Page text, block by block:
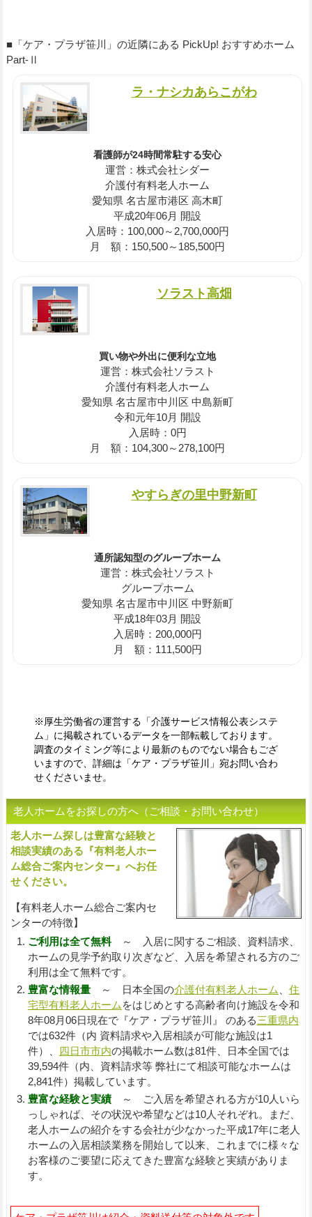
■「ケア・プラザ笹川」の近隣にある PickUp! おすすめホーム
Part-Ⅱ
ラ・ナシカあらこがわ
看護師が24時間常駐する安心
運営：株式会社シダー
介護付有料老人ホーム
愛知県 名古屋市港区 高木町
平成20年06月 開設
入居時：100,000～2,700,000円
月 額：150,500～185,500円
ソラスト高畑
買い物や外出に便利な立地
運営：株式会社ソラスト
介護付有料老人ホーム
愛知県 名古屋市中川区 中島新町
令和元年10月 開設
入居時：0円
月 額：104,300～278,100円
やすらぎの里中野新町
通所認知型のグループホーム
運営：株式会社ソラスト
グループホーム
愛知県 名古屋市中川区 中野新町
平成18年03月 開設
入居時：200,000円
月 額：111,500円
※厚生労働省の運営する「介護サービス情報公表システ
ム」に掲載されているデータを一部転載しております。
調査のタイミング等により最新のものでない場合もござ
いますので、詳細は「ケア・プラザ笹川」宛お問い合わ
せくださいませ。
老人ホームをお探しの方へ（ご相談・お問い合わせ）
老人ホーム探しは豊富な経験と
相談実績のある『有料老人ホー
ム総合ご案内センター』へお任
せください。
【有料老人ホーム総合ご案内セ
ンターの特徴】
ご利用は全て無料～ 入居に関するご相談、資料請求、
ホームの見学予約取り次ぎなど、入居を希望される方のご
利用は全て無料です。
豊富な情報量～ 日本全国の介護付有料老人ホーム
住
宅型有料老人ホーム をはじめとする高齢者向け施設を令和
8年08月06日現在で『ケア・プラザ笹川』 のある三重県内
では632件（内 資料請求や入居相談が可能な施設は1
件）、 四日市市内の掲載ホーム数は81件、日本全国では
39,594件（内、資料請求等 弊社にて相談可能なホームは
2,841件）掲載しています。
豊富な経験と実績～ ご入居を希望される方が10人いら
っしゃれば、その状況や希望などは10人それぞれ。まだ、
老人ホームの紹介をする会社が少なかった平成17年に老人
ホームの入居相談業務を開始して以来、これまでに様々な
お客様のご要望に応えてきた豊富な経験と実績がありま
す。